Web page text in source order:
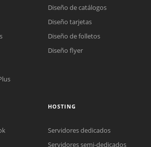
Diseño de catálogos
Diseño tarjetas
Diseño de folletos
Diseño flyer
HOSTING
Servidores dedicados
Servidores semi-dedicados